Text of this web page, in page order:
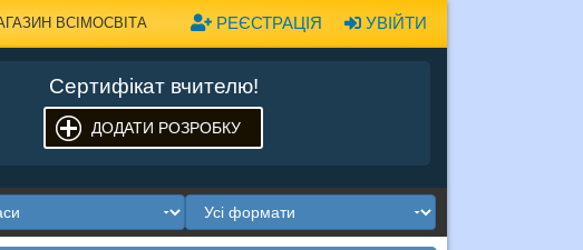
УВІЙТИ
РЕЄСТРАЦІЯ
ВСІМОСВІТА
Сертифікат вчителю!
ДОДАТИ РОЗРОБКУ